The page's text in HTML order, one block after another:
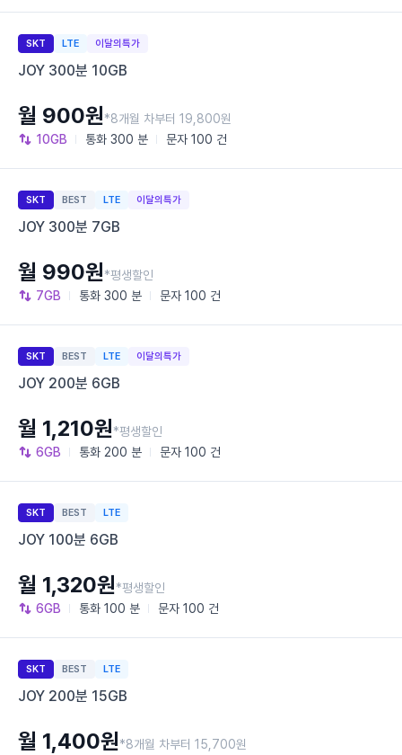
SKT LTE 이달의특가
JOY 300분 10GB
10GB 통화 300 분 문자 100 건
월 900원*8개월 차부터 19,800원
SKT BEST LTE 이달의특가
JOY 300분 7GB
7GB 통화 300 분 문자 100 건
월 990원*평생할인
SKT BEST LTE 이달의특가
JOY 200분 6GB
6GB 통화 200 분 문자 100 건
월 1,210원*평생할인
SKT BEST LTE
JOY 100분 6GB
6GB 통화 100 분 문자 100 건
월 1,320원*평생할인
SKT BEST LTE
JOY 200분 15GB
월 1,400원*8개월 차부터 15,700원